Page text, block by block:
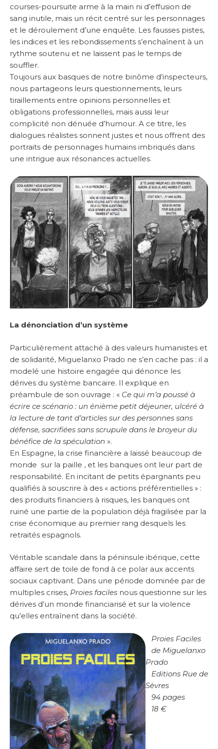
courses-poursuite arme à la main ni d’effusion de
sang inutile, mais un récit centré sur les personnages
et le déroulement d’une enquête. Les fausses pistes,
les indices et les rebondissements s’enchaînent à un
rythme soutenu et ne laissent pas le temps de
souffler.
Toujours aux basques de notre binôme d’inspecteurs,
nous partageons leurs questionnements, leurs
tiraillements entre opinions personnelles et
obligations professionnelles, mais aussi leur
complicité non dénuée d’humour. A ce titre, les
dialogues réalistes sonnent justes et nous offrent des
portraits de personnages humains imbriqués dans
une intrigue aux résonances actuelles.
La dénonciation d’un système
Particulièrement attaché à des valeurs humanistes et
de solidarité, Miguelanxo Prado ne s’en cache pas : il a
modelé une histoire engagée qui dénonce les
dérives du système bancaire. Il explique en
préambule de son ouvrage : « Ce qui m’a poussé à
écrire ce scénario : un énième petit déjeuner, ulcéré à
la lecture de tant d’articles sur des personnes sans
défense, sacrifiées sans scrupule dans le broyeur du
bénéfice de la spéculation ».
En Espagne, la crise financière a laissé beaucoup de
monde sur la paille , et les banques ont leur part de
responsabilité. En incitant de petits épargnants peu
qualifiés à souscrire à des « actions préférentielles » :
des produits financiers à risques, les banques ont
ruiné une partie de la population déjà fragilisée par la
crise économique au premier rang desquels les
retraités espagnols.
Véritable scandale dans la péninsule ibérique, cette
affaire sert de toile de fond à ce polar aux accents
sociaux captivant. Dans une période dominée par de
multiples crises, Proies faciles nous questionne sur les
dérives d’un monde financiarisé et sur la violence
qu’elles entraînent dans la société.
Proies Faciles
de Miguelanxo
Prado
Editions Rue de
Sèvres
94 pages
18 €